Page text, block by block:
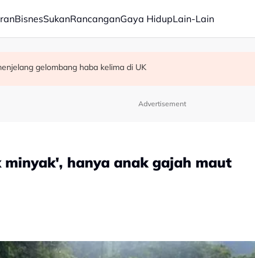
BisnesSukanRancanganGaya HidupLain-Lain
siasatan kes culik di Alor Setar
pentadbiran negeri
gelombang haba kelima di UK
Advertisement
hanya anak gajah maut